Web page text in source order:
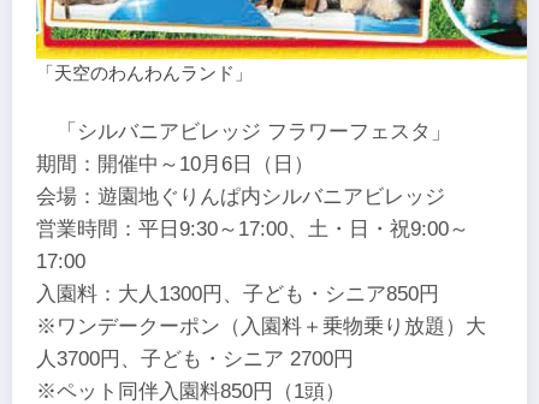
「天空のわんわんランド」
「シルバニアビレッジ フラワーフェスタ」
期間：開催中～10月6日（日）
会場：遊園地ぐりんぱ内シルバニアビレッジ
営業時間：平日9:30～17:00、土・日・祝9:00～
17:00
入園料：大人1300円、子ども・シニア850円
※ワンデークーポン（入園料＋乗物乗り放題）大
人3700円、子ども・シニア 2700円
※ペット同伴入園料850円（1頭）